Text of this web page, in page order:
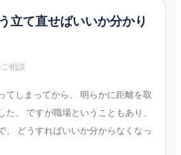
立て直せばいいか分かり
相談
てしまってから、 明らかに距離を取
た。 ですが職場ということもあり、
、 どうすればいいか分からなくなっ